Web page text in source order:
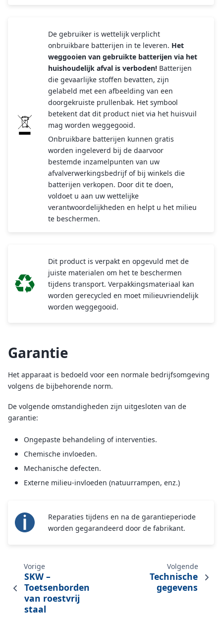
De gebruiker is wettelijk verplicht
onbruikbare batterijen in te leveren. Het
weggooien van gebruikte batterijen via het
huishoudelijk afval is verboden! Batterijen
die gevaarlijke stoffen bevatten, zijn
gelabeld met een afbeelding van een
doorgekruiste prullenbak. Het symbool
betekent dat dit product niet via het huisvuil
mag worden weggegooid.
Onbruikbare batterijen kunnen gratis
worden ingeleverd bij de daarvoor
bestemde inzamelpunten van uw
afvalverwerkingsbedrijf of bij winkels die
batterijen verkopen. Door dit te doen,
voldoet u aan uw wettelijke
verantwoordelijkheden en helpt u het milieu
te beschermen.
Dit product is verpakt en opgevuld met de
juiste materialen om het te beschermen
tijdens transport. Verpakkingsmateriaal kan
worden gerecycled en moet milieuvriendelijk
worden weggegooid.
Garantie
Het apparaat is bedoeld voor een normale bedrijfsomgeving
volgens de bijbehorende norm.
De volgende omstandigheden zijn uitgesloten van de
garantie:
Ongepaste behandeling of interventies.
Chemische invloeden.
Mechanische defecten.
Externe milieu-invloeden (natuurrampen, enz.)
Reparaties tijdens en na de garantieperiode
worden gegarandeerd door de fabrikant.
Vorige
SKW –
Toetsenborden
van roestvrij
staal
Volgende
Technische
gegevens